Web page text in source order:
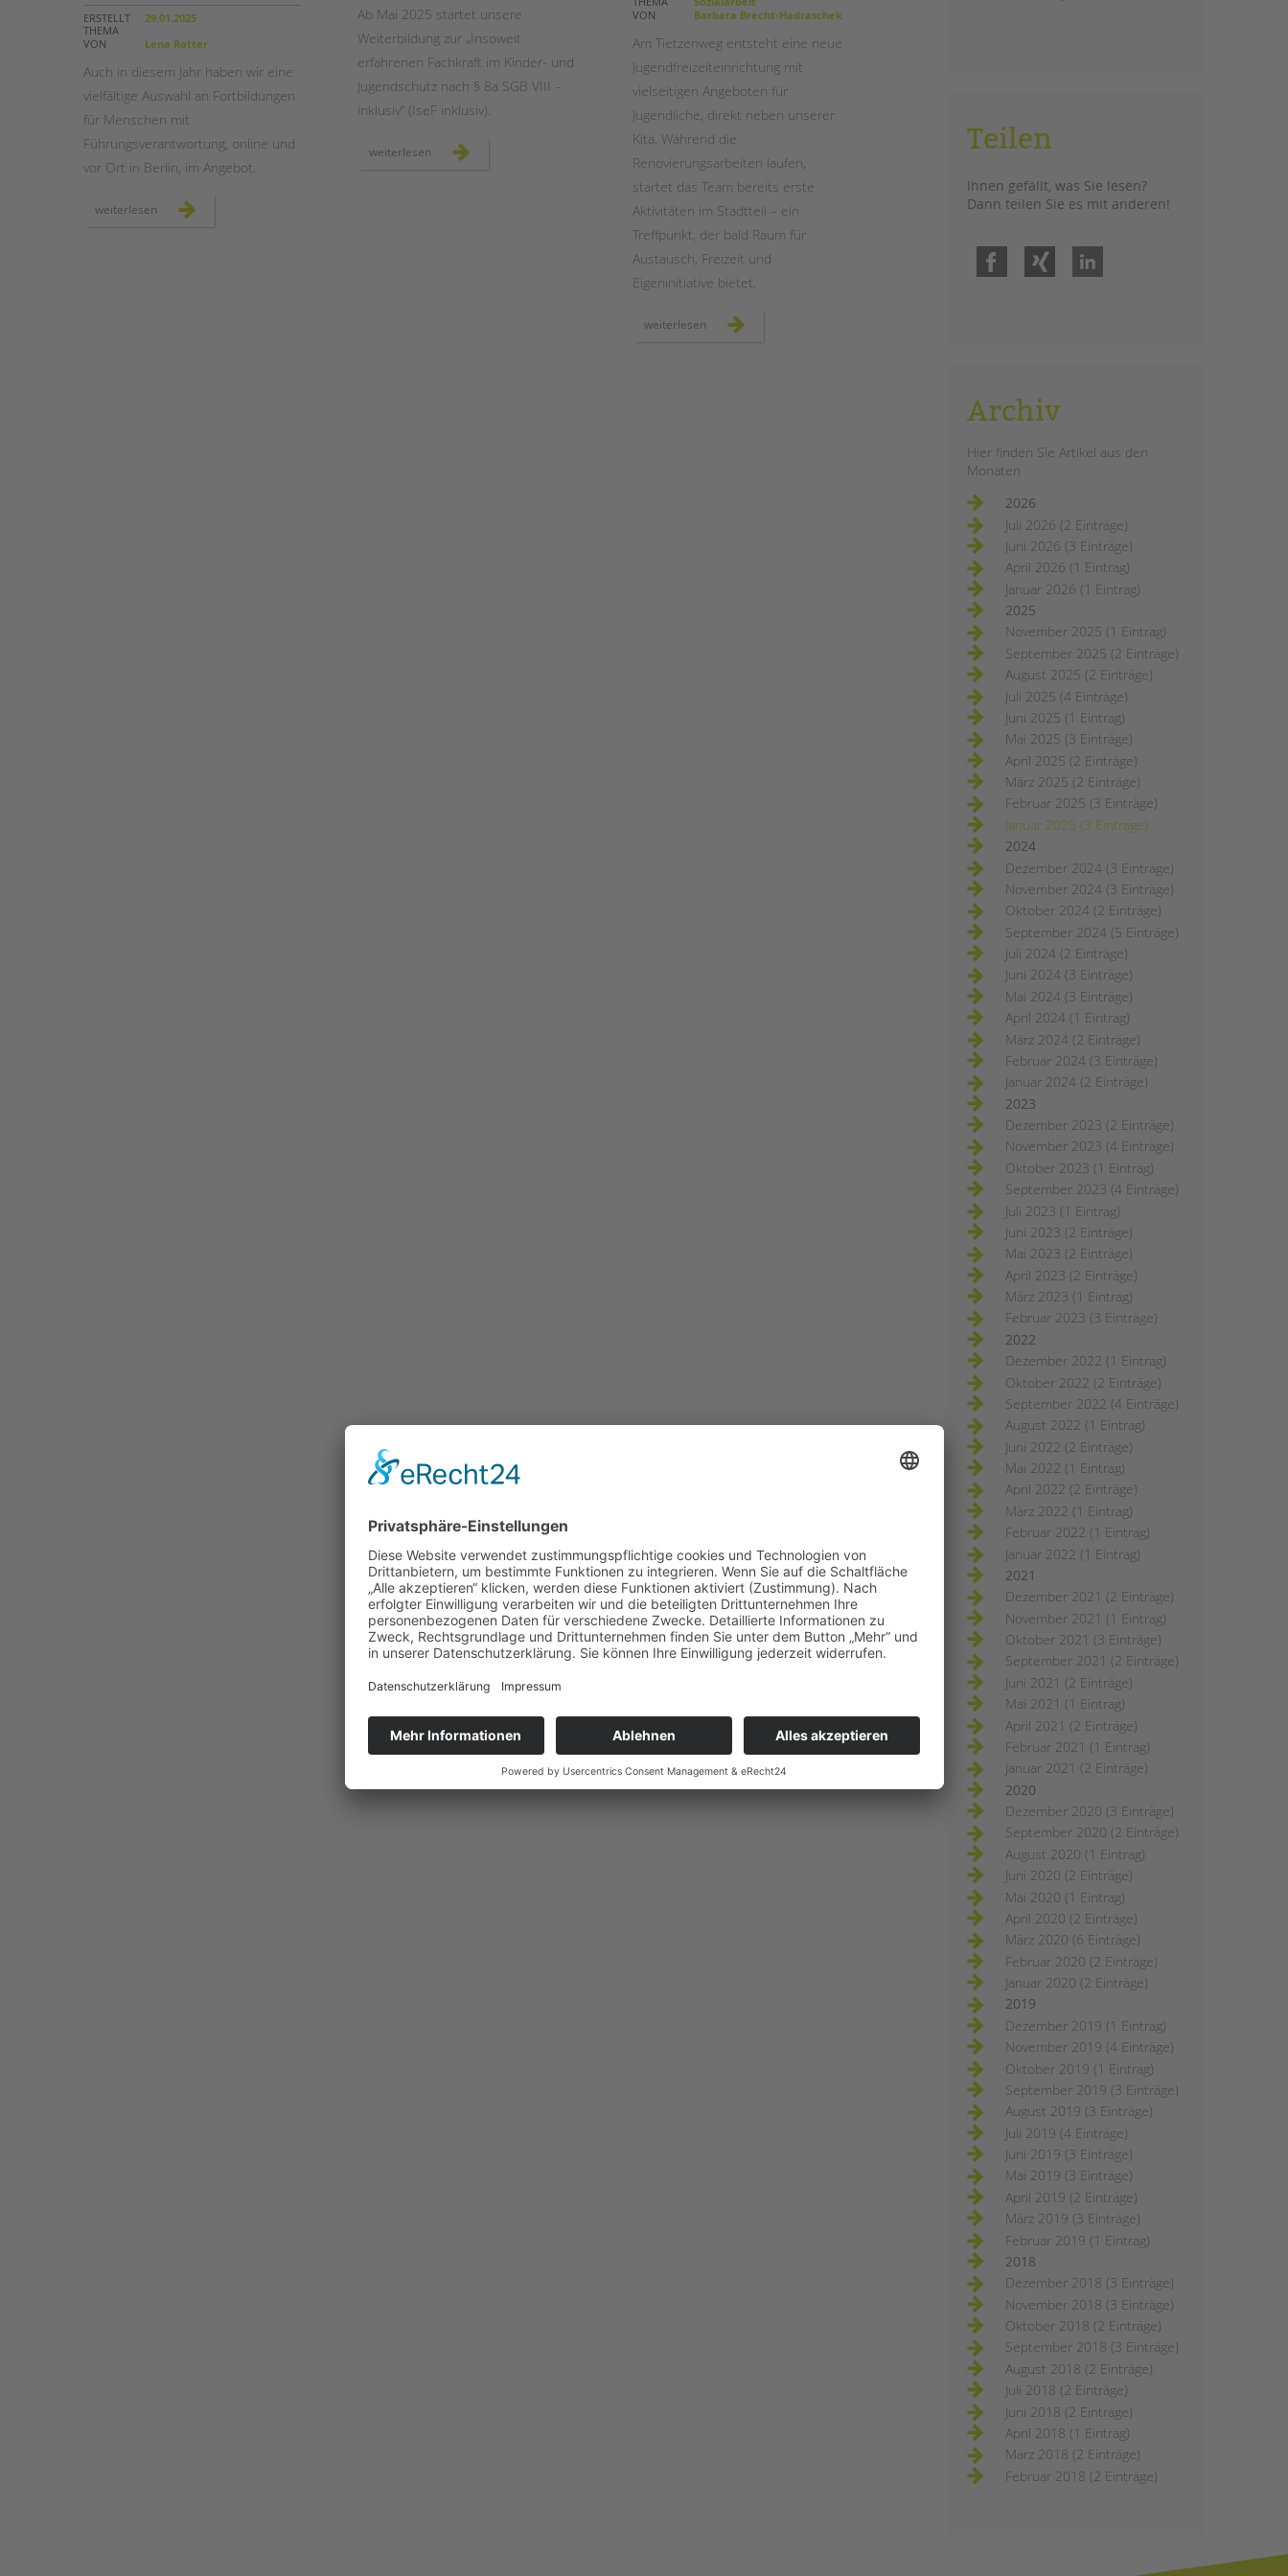
STADTTEILARBEIT
ERSTELLT
29.01.2025
THEMA
VON
Lena Rotter
Auch in diesem Jahr haben wir eine
vielfältige Auswahl an Fortbildungen
für Menschen mit
Führungsverantwortung, online und
vor Ort in Berlin, im Angebot.
weiterlesen seminarreihe
„führen
Ab Mai 2025 startet unsere
Weiterbildung zur „Insoweit
erfahrenen Fachkraft im Kinder- und
Jugendschutz nach § 8a SGB VIII –
inklusiv“ (IseF inklusiv).
weiterlesen weiterbildung
kinderschutz
VON
Barbara Brecht-Hadraschek
Am Tietzenweg entsteht eine neue
Jugendfreizeiteinrichtung mit
vielseitigen Angeboten für
Jugendliche, direkt neben unserer
Kita. Während die
Renovierungsarbeiten laufen,
startet das Team bereits erste
Aktivitäten im Stadtteil – ein
Treffpunkt, der bald Raum für
Austausch, Freizeit und
Eigeninitiative bietet.
weiterlesen eine
Teilen
Ihnen gefällt, was Sie lesen?
Dann teilen Sie es mit anderen!
Facebook
Archiv
Hier finden Sie Artikel aus den
Monaten
2026
Juli 2026 (2 Einträge)
Juni 2026 (3 Einträge)
April 2026 (1 Eintrag)
Januar 2026 (1 Eintrag)
2025
November 2025 (1 Eintrag)
September 2025 (2 Einträge)
August 2025 (2 Einträge)
Juli 2025 (4 Einträge)
Juni 2025 (1 Eintrag)
Mai 2025 (3 Einträge)
April 2025 (2 Einträge)
März 2025 (2 Einträge)
Februar 2025 (3 Einträge)
Januar 2025 (3 Einträge)
2024
Dezember 2024 (3 Einträge)
November 2024 (3 Einträge)
Oktober 2024 (2 Einträge)
September 2024 (5 Einträge)
Juli 2024 (2 Einträge)
Juni 2024 (3 Einträge)
Mai 2024 (3 Einträge)
April 2024 (1 Eintrag)
März 2024 (2 Einträge)
Februar 2024 (3 Einträge)
Januar 2024 (2 Einträge)
2023
Dezember 2023 (2 Einträge)
November 2023 (4 Einträge)
Oktober 2023 (1 Eintrag)
September 2023 (4 Einträge)
Juli 2023 (1 Eintrag)
Juni 2023 (2 Einträge)
Mai 2023 (2 Einträge)
April 2023 (2 Einträge)
März 2023 (1 Eintrag)
Februar 2023 (3 Einträge)
2022
Dezember 2022 (1 Eintrag)
Oktober 2022 (2 Einträge)
September 2022 (4 Einträge)
August 2022 (1 Eintrag)
Juni 2022 (2 Einträge)
Mai 2022 (1 Eintrag)
April 2022 (2 Einträge)
März 2022 (1 Eintrag)
Februar 2022 (1 Eintrag)
Januar 2022 (1 Eintrag)
2021
Dezember 2021 (2 Einträge)
November 2021 (1 Eintrag)
Oktober 2021 (3 Einträge)
September 2021 (2 Einträge)
Juni 2021 (2 Einträge)
Mai 2021 (1 Eintrag)
April 2021 (2 Einträge)
Februar 2021 (1 Eintrag)
Januar 2021 (2 Einträge)
2020
Dezember 2020 (3 Einträge)
September 2020 (2 Einträge)
August 2020 (1 Eintrag)
Juni 2020 (2 Einträge)
Mai 2020 (1 Eintrag)
April 2020 (2 Einträge)
März 2020 (6 Einträge)
Februar 2020 (2 Einträge)
Januar 2020 (2 Einträge)
2019
Dezember 2019 (1 Eintrag)
November 2019 (4 Einträge)
Oktober 2019 (1 Eintrag)
September 2019 (3 Einträge)
August 2019 (3 Einträge)
Juli 2019 (4 Einträge)
Juni 2019 (3 Einträge)
Mai 2019 (3 Einträge)
April 2019 (2 Einträge)
März 2019 (3 Einträge)
Februar 2019 (1 Eintrag)
2018
Dezember 2018 (3 Einträge)
November 2018 (3 Einträge)
Oktober 2018 (2 Einträge)
September 2018 (3 Einträge)
August 2018 (2 Einträge)
Juli 2018 (2 Einträge)
Juni 2018 (2 Einträge)
April 2018 (1 Eintrag)
März 2018 (2 Einträge)
Februar 2018 (2 Einträge)